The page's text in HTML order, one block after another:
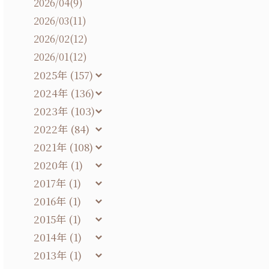
2026/03(11)
2026/02(12)
2026/01(12)
2025年 (157)
2024年 (136)
2023年 (103)
2022年 (84)
2021年 (108)
2020年 (1)
2017年 (1)
2016年 (1)
2015年 (1)
2014年 (1)
2013年 (1)